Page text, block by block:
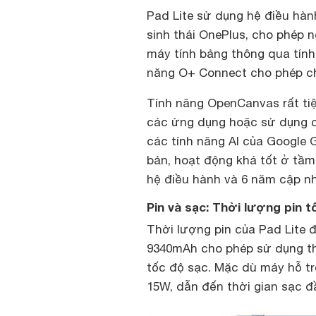
Pad Lite sử dụng hệ điều
sinh thái OnePlus, cho phép
máy tính bảng thông qua
năng O+ Connect cho phép
Tính năng OpenCanvas rất
các ứng dụng hoặc sử dụng
các tính năng AI của Google
bản, hoạt động khá tốt ở
hệ điều hành và 6 năm cập
Pin và sạc: Thời lượng pin
Thời lượng pin của Pad Lite
9340mAh cho phép sử dụng
tốc độ sạc. Mặc dù máy hỗ
15W, dẫn đến thời gian sạc